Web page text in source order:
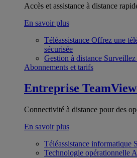
Accès et assistance à distance
En savoir plus
Téléassistance Offrez une
sécurisée
Gestion à distance Surveillez
Abonnements et tarifs
Entreprise
Connectivité à distance pour des
En savoir plus
Téléassistance informatique
Technologie opérationnelle